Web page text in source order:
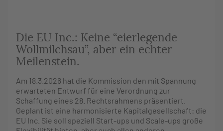
Die EU Inc.: Keine “eierlegende
Wollmilchsau”, aber ein echter
Meilenstein.
Am 18.3.2026 hat die Kommission den mit Spannung
erwarteten Entwurf für eine Verordnung zur
Schaffung eines 28. Rechtsrahmens präsentiert.
Geplant ist eine harmonisierte Kapitalgesellschaft: die
EU Inc. Sie soll speziell Start-ups und Scale-ups große